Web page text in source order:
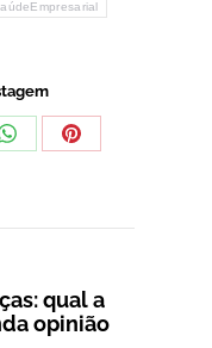
CompartilharCompartilhar
qual a
opinião